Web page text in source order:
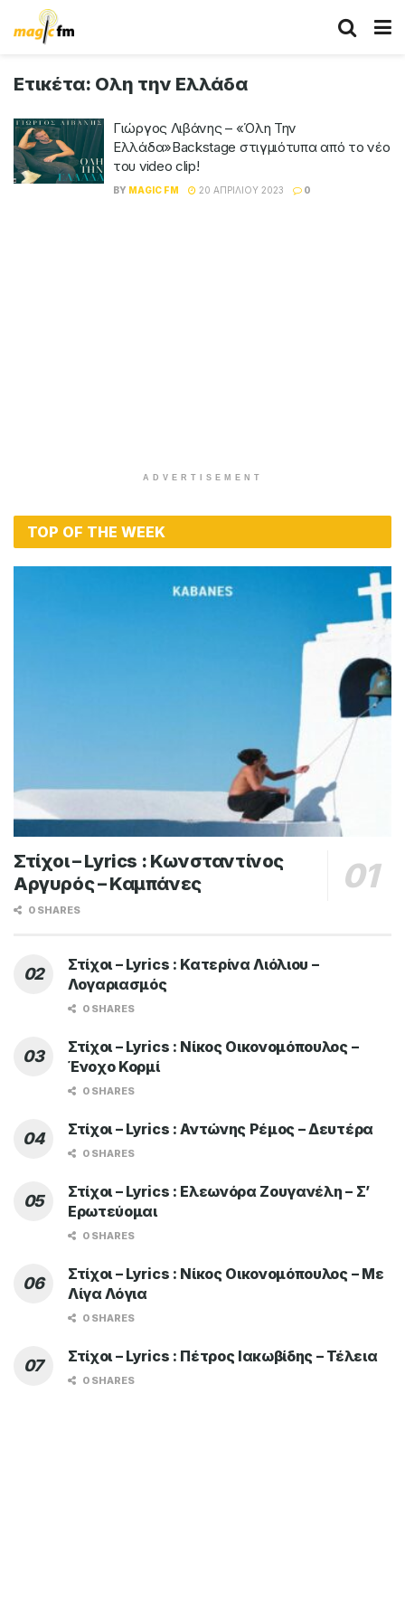
Ετικέτα: Ολη την Ελλάδα
Γιώργος Λιβάνης – «Όλη Την
Ελλάδα»Backstage στιγμιότυπα από το νέο
του video clip!
BY MAGIC FM 20 ΑΠΡΙΛΊΟΥ 2023 0
ADVERTISEMENT
TOP OF THE WEEK
Στίχοι – Lyrics : Κωνσταντίνος
Αργυρός – Καμπάνες
0 SHARES
Στίχοι – Lyrics : Κατερίνα Λιόλιου –
Λογαριασμός
0 SHARES
Στίχοι – Lyrics : Νίκος Οικονομόπουλος –
Ένοχο Κορμί
0 SHARES
Στίχοι – Lyrics : Αντώνης Ρέμος – Δευτέρα
0 SHARES
Στίχοι – Lyrics : Ελεωνόρα Ζουγανέλη – Σ’
Ερωτεύομαι
0 SHARES
Στίχοι – Lyrics : Νίκος Οικονομόπουλος – Με
Λίγα Λόγια
0 SHARES
Στίχοι – Lyrics : Πέτρος Ιακωβίδης – Τέλεια
0 SHARES